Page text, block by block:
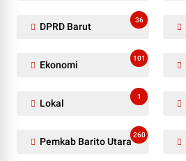
DPRD Barut
36
Ekonomi
101
Lokal
1
Pemkab Barito Utara
260